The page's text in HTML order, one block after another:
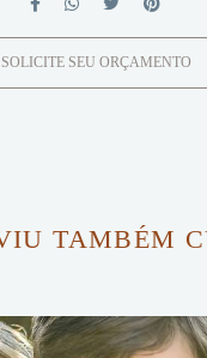
SOLICITE SEU ORÇAMENTO
TAMBÉM